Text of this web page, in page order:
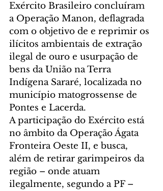
Exército Brasileiro concluíram
a Operação Manon, deflagrada
com o objetivo de e reprimir os
ilícitos ambientais de extração
ilegal de ouro e usurpação de
bens da União na Terra
Indígena Sararé, localizada no
município matogrossense de
Pontes e Lacerda.
A participação do Exército está
no âmbito da Operação Ágata
Fronteira Oeste II, e busca,
além de retirar garimpeiros da
região – onde atuam
ilegalmente, segundo a PF –